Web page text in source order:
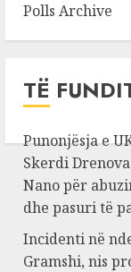
Polls Archive
TË
Punonjësja e
Skerdi Drenova
Nano për
dhe pasuri të
Incidenti në
Gramshi, nis